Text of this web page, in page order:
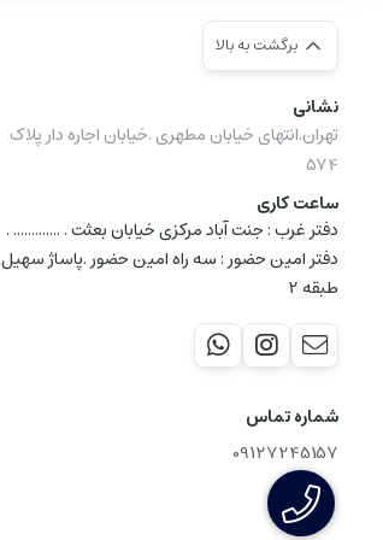
برگشت به بالا
نشانی
تهران.انتهای خیابان مطهری .خیابان اجاره دار پلاک
574
ساعت کاری
دفتر غرب : جنت آباد مرکزی خیابان بعثت . ............. .
دفتر امین حضور : سه راه امین حضور .پاساژ سهیل
طبقه 2
شماره تماس
09127245157